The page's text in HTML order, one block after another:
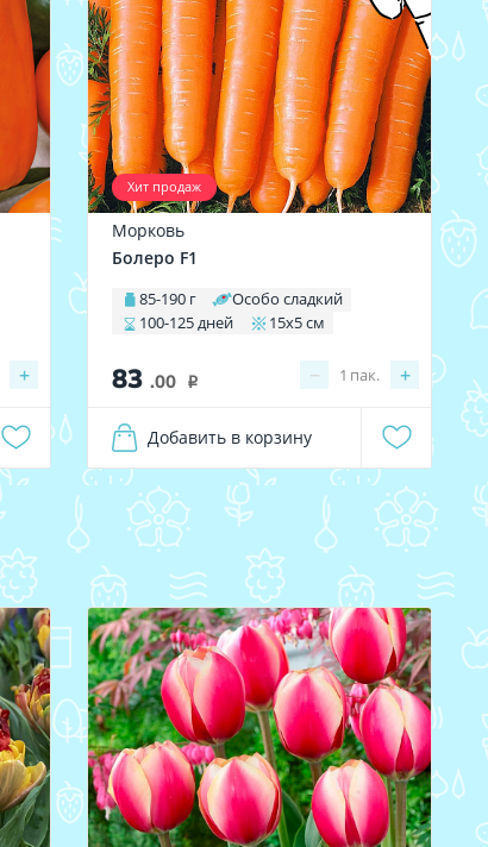
+
Хит продаж
Морковь
Болеро F1
85-190 г
Особо сладкий
100-125 дней
15х5 см
83 .00 i − +
1 пак.
Добавить в корзину